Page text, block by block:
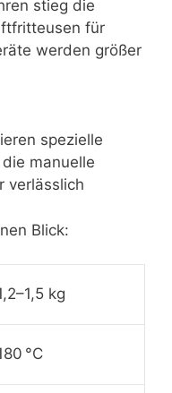
stieg die
für
werden größer
spezielle
manuelle
verlässlich
Blick:
kg
°C